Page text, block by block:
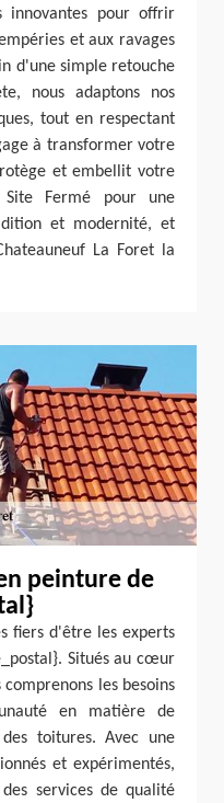
innovantes pour offrir
et aux ravages
d'une simple retouche
nous adaptons nos
tout en respectant
à transformer votre
et embellit votre
Site Fermé pour une
et modernité, et
La Foret la
peinture de
fiers d'être les experts
Situés au cœur
les besoins
en matière de
toitures. Avec une
et expérimentés,
services de qualité